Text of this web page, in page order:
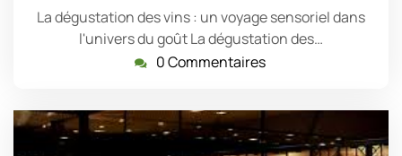
La dégustation des vins : un voyage sensoriel dans
l'univers du goût La dégustation des…
0 Commentaires